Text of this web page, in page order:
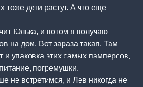
тоже дети растут. А что еще
Юлька, и потом я получаю
на дом. Вот зараза такая. Там
и упаковка этих самых памперсов,
погремушки.
не встретимся, и Лев никогда не